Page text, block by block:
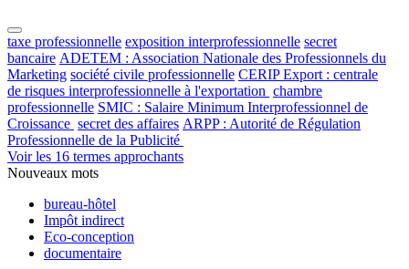
taxe professionnelle exposition interprofessionnelle secret
bancaire ADETEM : Association Nationale des Professionnels du
Marketing société civile professionnelle CERIP Export : centrale
de risques interprofessionnelle à l'exportation chambre
professionnelle SMIC : Salaire Minimum Interprofessionnel de
Croissance secret des affaires ARPP : Autorité de Régulation
Professionnelle de la Publicité
Voir les 16 termes approchants
Nouveaux mots
bureau-hôtel
Impôt indirect
Eco-conception
documentaire